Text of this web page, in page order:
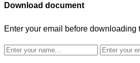
Download document
Enter your email before downloading